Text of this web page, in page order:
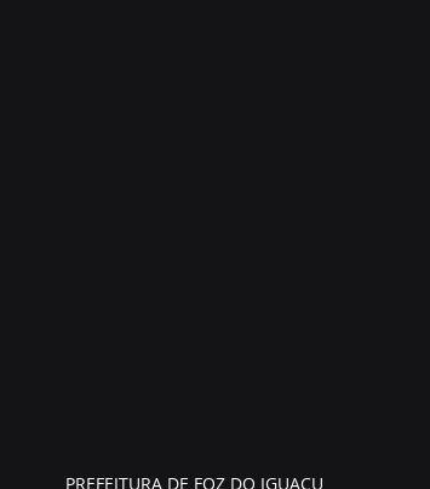
PREFEITURA DE FOZ DO IGUAÇU